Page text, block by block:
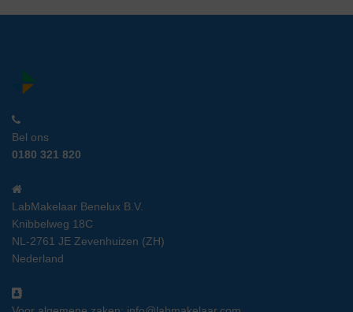
Bel ons
0180 321 820
LabMakelaar Benelux B.V.
Knibbelweg 18C
NL-2761 JE Zevenhuizen (ZH)
Nederland